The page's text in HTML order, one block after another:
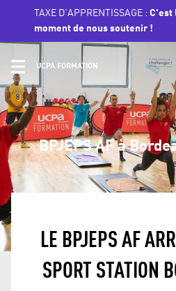
TAXE D'APPRENTISSAGE :C'est
moment de nous soutenir !
UCPA FORMATION
BPJEPS AF à
LE BPJEPS AF
SPORT STATION